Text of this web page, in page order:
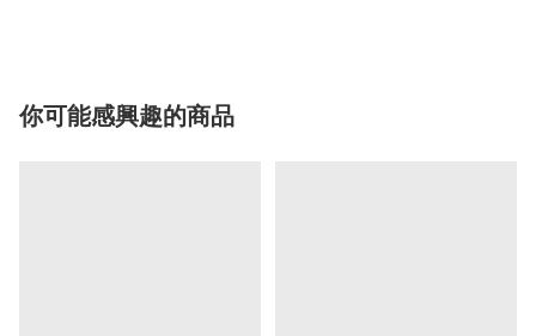
你可能感興趣的商品